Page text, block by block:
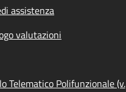
assistenza
valutazioni
Telematico Polifunzionale (v.